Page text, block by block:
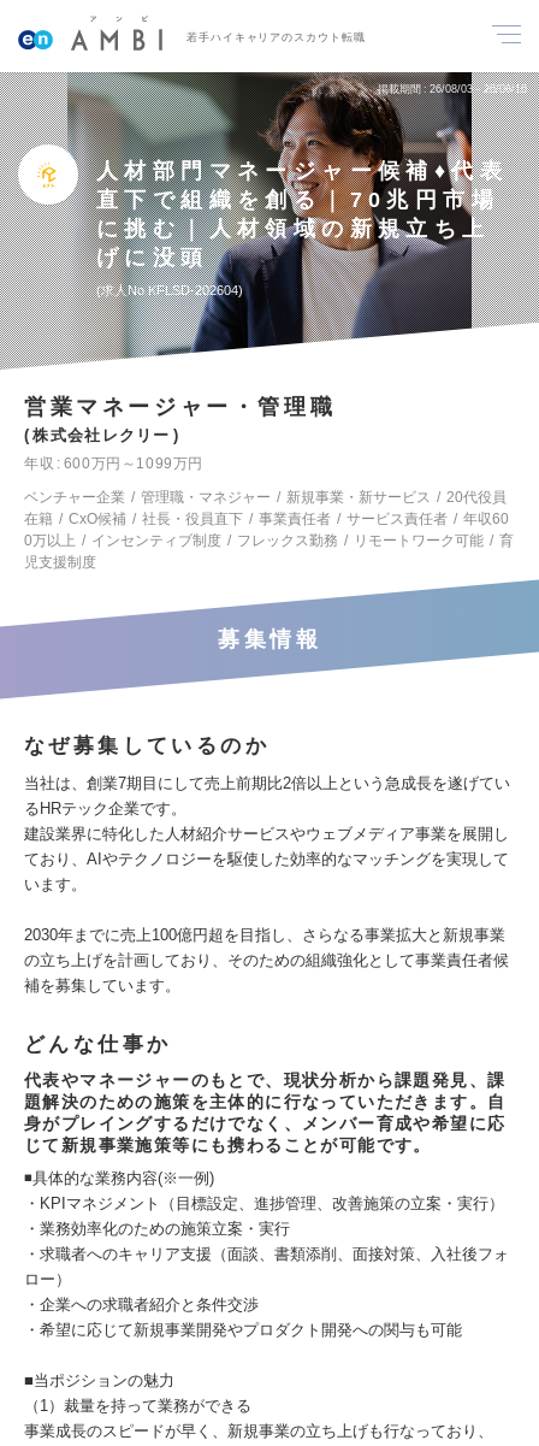
若手ハイキャリアのスカウト転職
掲載期間 26/08/03～26/08/16
人材部門マネージャー候補♦代表
直下で組織を創る｜70兆円市場
に挑む｜人材領域の新規立ち上
げに没頭
求人No.KFLSD-202604
営業マネージャー・管理職
株式会社レクリー
年収
600万円～1099万円
ベンチャー企業
管理職・マネジャー 新規事業・新サービス
20代役員
在籍
CxO候補 社長・役員直下 事業責任者 サービス責任者
年収60
0万以上
インセンティブ制度 フレックス勤務 リモートワーク可能
育
児支援制度
募集情報
なぜ募集しているのか
当社は、創業7期目にして売上前期比2倍以上という急成長を遂げてい
るHRテック企業です。
建設業界に特化した人材紹介サービスやウェブメディア事業を展開し
ており、AIやテクノロジーを駆使した効率的なマッチングを実現して
います。
2030年までに売上100億円超を目指し、さらなる事業拡大と新規事業
の立ち上げを計画しており、そのための組織強化として事業責任者候
補を募集しています。
どんな仕事か
代表やマネージャーのもとで、現状分析から課題発見、課
題解決のための施策を主体的に行なっていただきます。自
身がプレイングするだけでなく、メンバー育成や希望に応
じて新規事業施策等にも携わることが可能です。
◾️具体的な業務内容(※一例)
・KPIマネジメント（目標設定、進捗管理、改善施策の立案・実行）
・業務効率化のための施策立案・実行
・求職者へのキャリア支援（面談、書類添削、面接対策、入社後フォ
ロー）
・企業への求職者紹介と条件交渉
・希望に応じて新規事業開発やプロダクト開発への関与も可能
■当ポジションの魅力
（1）裁量を持って業務ができる
事業成長のスピードが早く、新規事業の立ち上げも行なっており、